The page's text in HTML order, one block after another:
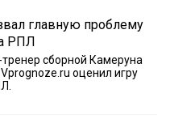
РПЛ
сборной Камеруна
оценил игру